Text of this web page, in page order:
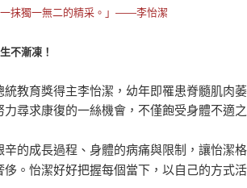
抹獨一無二的精采。」――李怡潔
不漸凍！
統教育獎得主李怡潔，幼年即罹患脊髓肌肉
力尋求康復的一絲機會，不僅飽受身體不適
辛的成長過程、身體的病痛與限制，讓怡潔
侈。怡潔好好把握每個當下，以自己的方式